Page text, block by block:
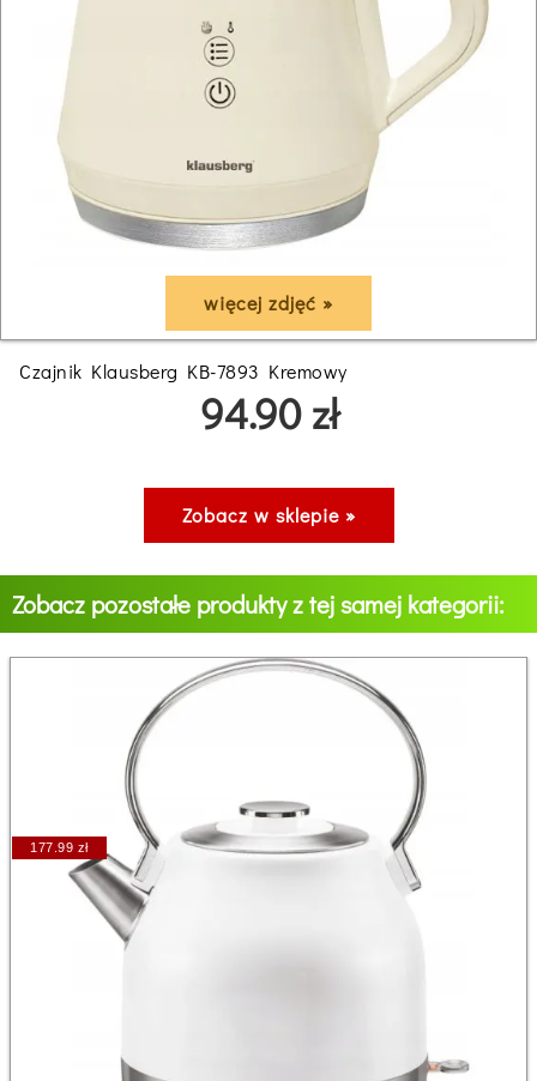
więcej zdjęć »
Czajnik Klausberg KB-7893 Kremowy
94.90 zł
Zobacz w sklepie »
Zobacz pozostałe produkty z tej samej kategorii:
177.99 zł